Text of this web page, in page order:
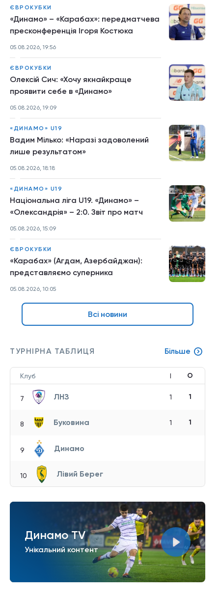
ЄВРОКУБКИ
«Динамо» – «Карабах»: передматчева
пресконференція Ігоря Костюка
05.08.2026, 19:56
ЄВРОКУБКИ
Олексій Сич: «Хочу якнайкраще
проявити себе в «Динамо»
05.08.2026, 19:09
«ДИНАМО» U19
Вадим Мілько: «Наразі задоволений
лише результатом»
05.08.2026, 18:18
«ДИНАМО» U19
Національна ліга U19. «Динамо» –
«Олександрія» – 2:0. Звіт про матч
05.08.2026, 15:09
ЄВРОКУБКИ
«Карабах» (Агдам, Азербайджан):
представляємо суперника
05.08.2026, 10:05
Всі новини
ТУРНІРНА ТАБЛИЦЯ Більше
Клуб І О
7 ЛНЗ 1 1
8 Буковина 1 1
9 Динамо
10 Лівий Берег
Динамо TV
Унікальний контент